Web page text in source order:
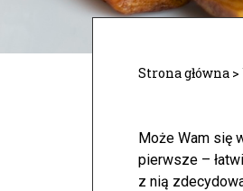
Strona główna >
Może Wam się
pierwsze –
z nią